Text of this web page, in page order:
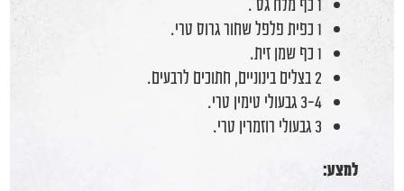
1 כפית פלפל שחור גרוס טרי.
1 כף שמן זית.
2 בצלים בינוניים, חתוכים לרבעים.
3-4 גבעולי טימין טרי.
3 גבעולי רוזמרין טרי.
למצע: